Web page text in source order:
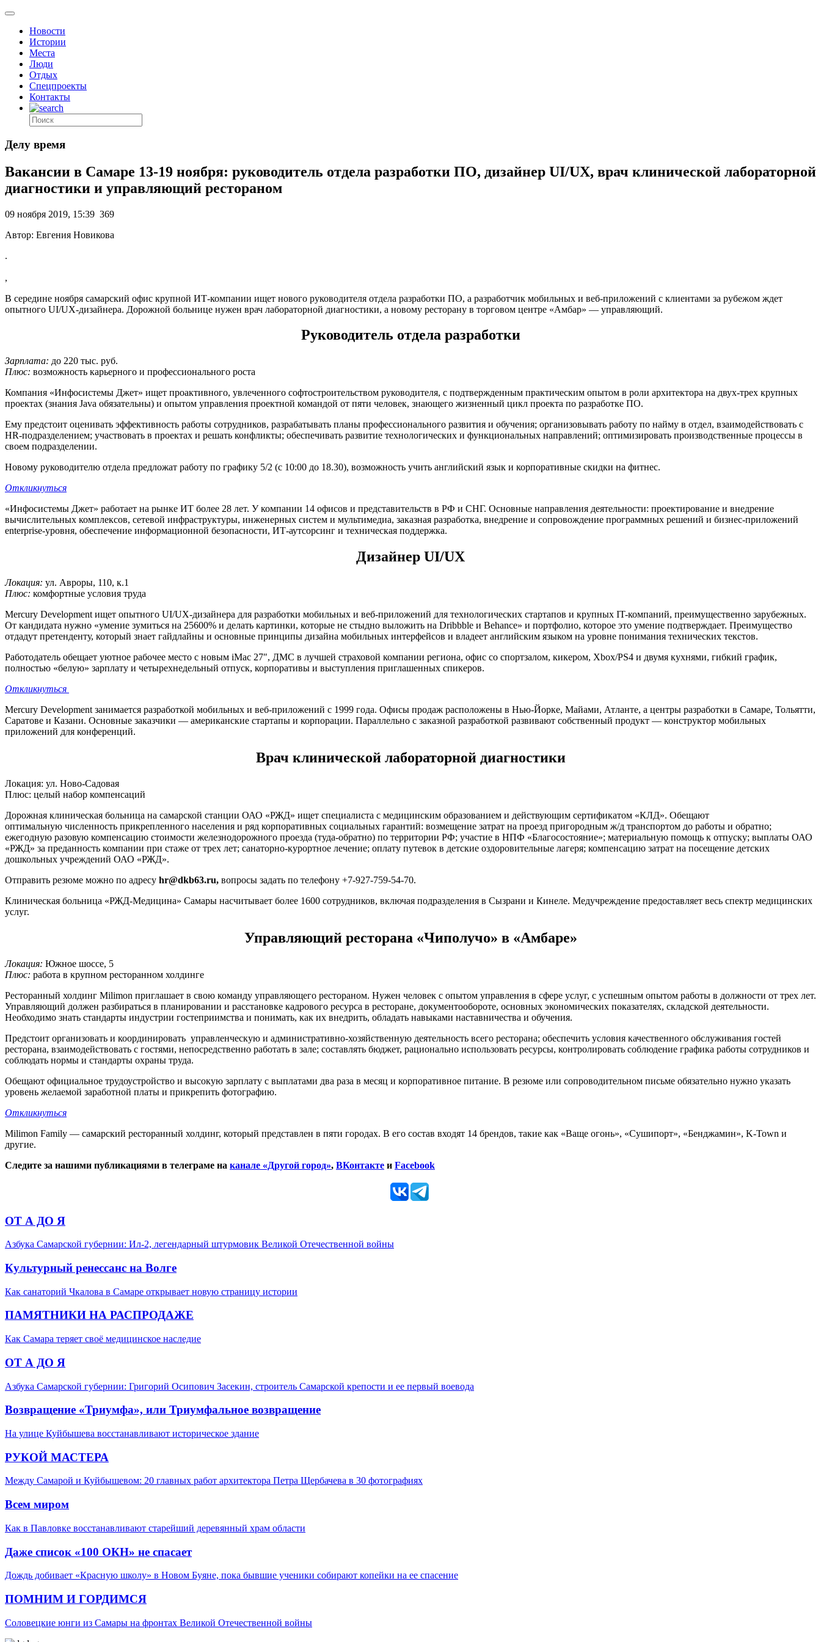
Новости
Истории
Места
Люди
Отдых
Спецпроекты
Контакты
Делу время
Вакансии в Самаре 13-19 ноября: руководитель отдела разработки ПО, дизайнер UI/UX, врач клинической лабораторной
диагностики и управляющий рестораном
09 ноября 2019, 15:39 369
Автор: Евгения Новикова
.
,
В середине ноября самарский офис крупной ИТ-компании ищет нового руководителя отдела разработки ПО, а разработчик мобильных и веб-приложений с клиентами за рубежом ждет
опытного UI/UX-дизайнера. Дорожной больнице нужен врач лабораторной диагностики, а новому ресторану в торговом центре «Амбар» — управляющий.
Руководитель отдела разработки
Зарплата: до 220 тыс. руб.
Плюс: возможность карьерного и профессионального роста
Компания «Инфосистемы Джет» ищет проактивного, увлеченного софтостроительством руководителя, с подтвержденным практическим опытом в роли архитектора на двух-трех крупных
проектах (знания Java обязательны) и опытом управления проектной командой от пяти человек, знающего жизненный цикл проекта по разработке ПО.
Ему предстоит оценивать эффективность работы сотрудников, разрабатывать планы профессионального развития и обучения; организовывать работу по найму в отдел, взаимодействовать с
HR-подразделением; участвовать в проектах и решать конфликты; обеспечивать развитие технологических и функциональных направлений; оптимизировать производственные процессы в
своем подразделении.
Новому руководителю отдела предложат работу по графику 5/2 (с 10:00 до 18.30), возможность учить английский язык и корпоративные скидки на фитнес.
Откликнуться
«Инфосистемы Джет» работает на рынке ИТ более 28 лет. У компании 14 офисов и представительств в РФ и СНГ. Основные направления деятельности: проектирование и внедрение
вычислительных комплексов, сетевой инфраструктуры, инженерных систем и мультимедиа, заказная разработка, внедрение и сопровождение программных решений и бизнес-приложений
enterprise-уровня, обеспечение информационной безопасности, ИТ-аутсорсинг и техническая поддержка.
Дизайнер UI/UX
Локация: ул. Авроры, 110, к.1
Плюс: комфортные условия труда
Mercury Development ищет опытного UI/UX-дизайнера для разработки мобильных и веб-приложений для технологических стартапов и крупных IT-компаний, преимущественно зарубежных.
От кандидата нужно «умение зумиться на 25600% и делать картинки, которые не стыдно выложить на Dribbble и Behance» и портфолио, которое это умение подтверждает. Преимущество
отдадут претенденту, который знает гайдлайны и основные принципы дизайна мобильных интерфейсов и владеет английским языком на уровне понимания технических текстов.
Работодатель обещает уютное рабочее место с новым iMac 27″, ДМС в лучшей страховой компании региона, офис со спортзалом, кикером, Xbox/PS4 и двумя кухнями, гибкий график,
полностью «белую» зарплату и четырехнедельный отпуск, корпоративы и выступления приглашенных спикеров.
Откликнуться
Mercury Development занимается разработкой мобильных и веб-приложений с 1999 года. Офисы продаж расположены в Нью-Йорке, Майами, Атланте, а центры разработки в Самаре, Тольятти,
Саратове и Казани. Основные заказчики — американские стартапы и корпорации. Параллельно с заказной разработкой развивают собственный продукт — конструктор мобильных
приложений для конференций.
Врач клинической лабораторной диагностики
Локация: ул. Ново-Садовая
Плюс: целый набор компенсаций
Дорожная клиническая больница на самарской станции ОАО «РЖД» ищет специалиста с медицинским образованием и действующим сертификатом «КЛД». Обещают
оптимальную численность прикрепленного населения и ряд корпоративных социальных гарантий: возмещение затрат на проезд пригородным ж/д транспортом до работы и обратно;
ежегодную разовую компенсацию стоимости железнодорожного проезда (туда-обратно) по территории РФ; участие в НПФ «Благосостояние»; материальную помощь к отпуску; выплаты ОАО
«РЖД» за преданность компании при стаже от трех лет; санаторно-курортное лечение; оплату путевок в детские оздоровительные лагеря; компенсацию затрат на посещение детских
дошкольных учреждений ОАО «РЖД».
Отправить резюме можно по адресу hr@dkb63.ru, вопросы задать по телефону +7-927-759-54-70.
Клиническая больница «РЖД-Медицина» Самары насчитывает более 1600 сотрудников, включая подразделения в Сызрани и Кинеле. Медучреждение предоставляет весь спектр медицинских
услуг.
Управляющий ресторана «Чиполучо» в «Амбаре»
Локация: Южное шоссе, 5
Плюс: работа в крупном ресторанном холдинге
Ресторанный холдинг Milimon приглашает в свою команду управляющего рестораном. Нужен человек с опытом управления в сфере услуг, с успешным опытом работы в должности от трех лет.
Управляющий должен разбираться в планировании и расстановке кадрового ресурса в ресторане, документообороте, основных экономических показателях, складской деятельности.
Необходимо знать стандарты индустрии гостеприимства и понимать, как их внедрить, обладать навыками наставничества и обучения.
Предстоит организовать и координировать управленческую и административно-хозяйственную деятельность всего ресторана; обеспечить условия качественного обслуживания гостей
ресторана, взаимодействовать с гостями, непосредственно работать в зале; составлять бюджет, рационально использовать ресурсы, контролировать соблюдение графика работы сотрудников и
соблюдать нормы и стандарты охраны труда.
Обещают официальное трудоустройство и высокую зарплату с выплатами два раза в месяц и корпоративное питание. В резюме или сопроводительном письме обязательно нужно указать
уровень желаемой заработной платы и прикрепить фотографию.
Откликнуться
Milimon Family — самарский ресторанный холдинг, который представлен в пяти городах. В его состав входят 14 брендов, такие как «Ваще огонь», «Сушипорт», «Бенджамин», K-Town и
другие.
Следите за нашими публикациями в телеграме на канале «Другой город», ВКонтакте и Facebook
ОТ А ДО Я
Азбука Самарской губернии: Ил-2, легендарный штурмовик Великой Отечественной войны
Культурный ренессанс на Волге
Как санаторий Чкалова в Самаре открывает новую страницу истории
ПАМЯТНИКИ НА РАСПРОДАЖЕ
Как Самара теряет своё медицинское наследие
ОТ А ДО Я
Азбука Самарской губернии: Григорий Осипович Засекин, строитель Самарской крепости и ее первый воевода
Возвращение «Триумфа», или Триумфальное возвращение
На улице Куйбышева восстанавливают историческое здание
РУКОЙ МАСТЕРА
Между Самарой и Куйбышевом: 20 главных работ архитектора Петра Щербачева в 30 фотографиях
Всем миром
Как в Павловке восстанавливают старейший деревянный храм области
Даже список «100 ОКН» не спасает
Дождь добивает «Красную школу» в Новом Буяне, пока бывшие ученики собирают копейки на ее спасение
ПОМНИМ И ГОРДИМСЯ
Соловецкие юнги из Самары на фронтах Великой Отечественной войны